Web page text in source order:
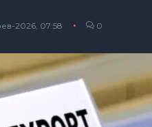
2026, 07:58 0